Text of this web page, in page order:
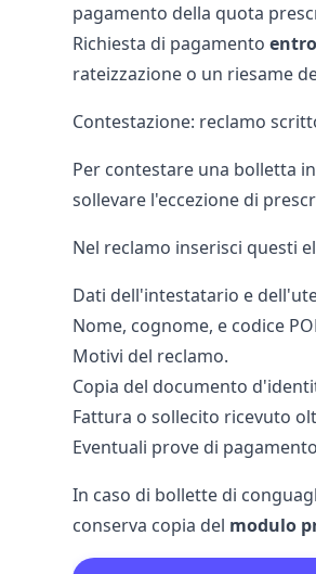
pagamento della quota
Richiesta di pagamento
rateizzazione o un riesame
Contestazione: reclamo
Per contestare una bolletta
sollevare l'eccezione di
Nel reclamo inserisci questi
Dati dell'intestatario e
Nome, cognome, e codice
Motivi del reclamo.
Copia del documento
Fattura o sollecito ricevuto
Eventuali prove di
In caso di bollette di
conserva copia del modulo